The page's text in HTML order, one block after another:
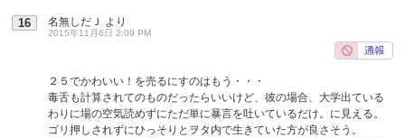
16 名無しだＪ より
2015年11月6日 2:09 PM
２５でかわいい！を売るにすのはもう・・・
毒舌も計算されてのものだったらいいけど、彼の場合、大学出ている
わりに場の空気読めずにただ単に暴言を吐いているだけ。に見える。
ゴリ押しされずにひっそりとヲタ内で生きていた方が良さそう。